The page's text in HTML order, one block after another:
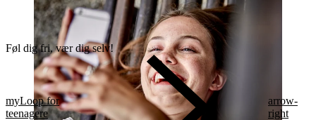
Føl dig fri, vær dig selv!
myLoop for
teenagere
arrow-
right